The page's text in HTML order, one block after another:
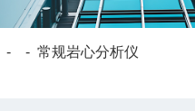
- -常规岩心分析仪